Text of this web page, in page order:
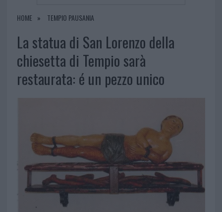
HOME TEMPIO PAUSANIA
La statua di San Lorenzo della
chiesetta di Tempio sarà
restaurata: é un pezzo unico